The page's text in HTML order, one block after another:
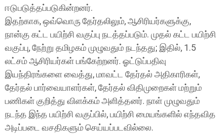
ஈடுபடுத்தப்படுகின்றனர்.
இதற்காக, ஒவ்வொரு தேர்தலிலும், ஆசிரியர்களுக்கு,
நான்கு கட்ட பயிற்சி வகுப்பு நடத்தப்படும். முதல் கட்ட பயிற்சி
வகுப்பு, நேற்று தமிழகம் முழுவதும் நடந்தது; இதில், 1.5
லட்சம் ஆசிரியர்கள் பங்கேற்றனர். ஓட்டுப்பதிவு
இயந்திரங்களை வைத்து, மாவட்ட தேர்தல் அதிகாரிகள்,
தேர்தல் பார்வையாளர்கள், தேர்தல் விதிமுறைகள் மற்றும்
பணிகள் குறித்து விளக்கம் அளித்தனர். நாள் முழுவதும்
நடந்த இந்த பயிற்சி வகுப்பில், பயிற்சி மையங்களில் எந்தவித
அடிப்படை வசதிகளும் செய்யப்படவில்லை.